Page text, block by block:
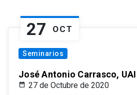
27 OCT
Seminarios
José Antonio Carrasco, UAI
27 de Octubre de 2020